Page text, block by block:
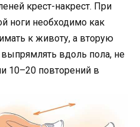
крест-накрест. При
ноги необходимо как
к животу, а вторую
вдоль пола, не
10–20 повторений в